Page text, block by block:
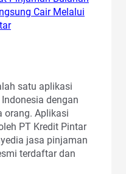
Cair Melalui
satu aplikasi
dengan
orang. Aplikasi
PT Kredit Pintar
jasa pinjaman
terdaftar dan